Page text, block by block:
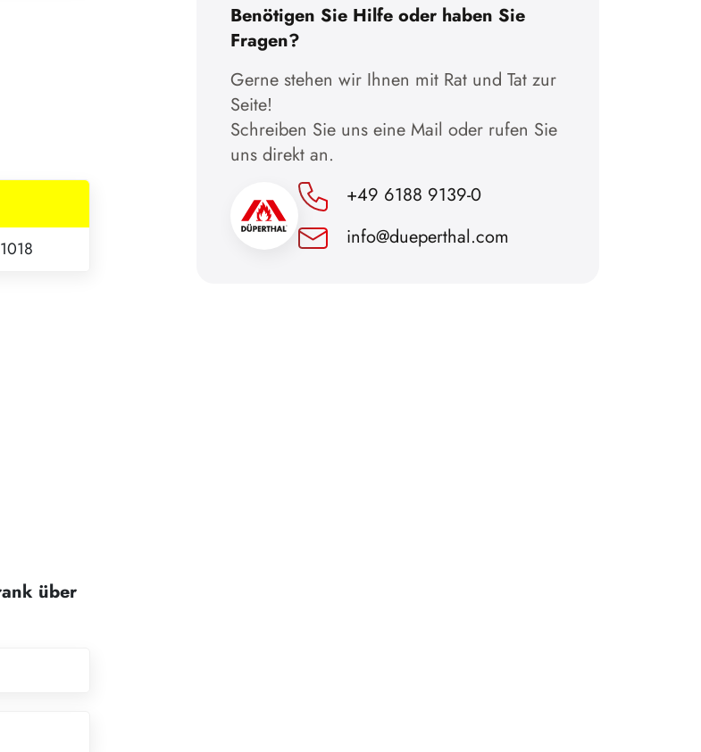
über
Benötigen Sie Hilfe oder haben Sie
Fragen?
Gerne stehen wir Ihnen mit Rat und Tat zur
Seite!
Schreiben Sie uns eine Mail oder rufen Sie
uns direkt an.
+49 6188 9139-0
info@dueperthal.com